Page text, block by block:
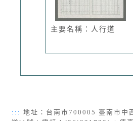
主要名稱：人行道
::: 地址：台南市700005 臺南市中